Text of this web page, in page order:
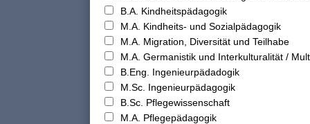
B.A. Kindheitspädagogik
M.A. Kindheits- und Sozialpädagogik
M.A. Migration, Diversität und Teilhabe
M.A. Germanistik und Interkulturalität /
B.Eng. Ingenieurpädadogik
M.Sc. Ingenieurpädagogik
B.Sc. Pflegewissenschaft
M.A. Pflegepädagogik